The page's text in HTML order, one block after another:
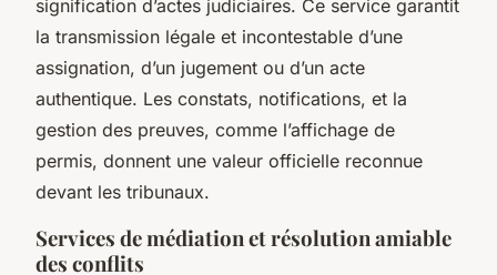
signification d’actes judiciaires. Ce service garantit
la transmission légale et incontestable d’une
assignation, d’un jugement ou d’un acte
authentique. Les constats, notifications, et la
gestion des preuves, comme l’affichage de
permis, donnent une valeur officielle reconnue
devant les tribunaux.
Services de médiation et résolution amiable
des conflits